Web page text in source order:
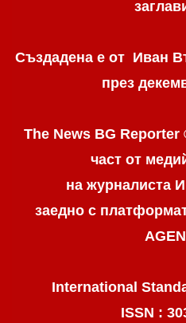
Създадена е от Иван
през
The News BG
част от
на журналиста
заедно с
International
ISSN :